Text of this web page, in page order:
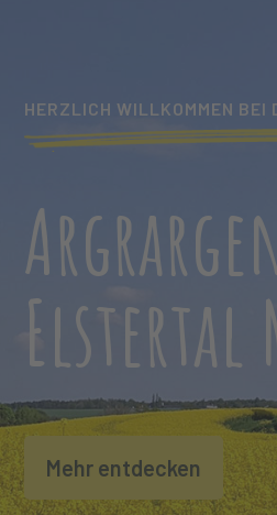
Elstertal
HERZLICH WILLKOMMEN BEI
Mehr entdecken